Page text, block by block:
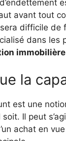
avant tout
difficile de
dans
immobilière
la
est une
Il peut
achat en